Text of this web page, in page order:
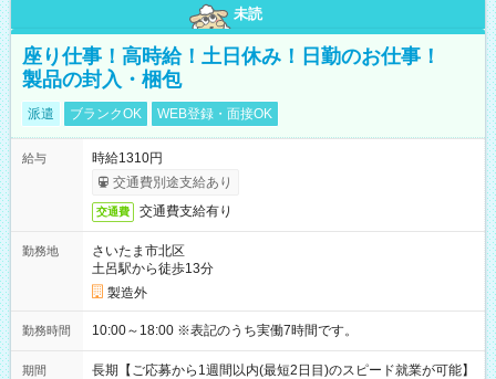
未読
座り仕事！高時給！土日休み！日勤のお仕事！
製品の封入・梱包
派遣 ブランクOK WEB登録・面接OK
給与
時給1310円
交通費別途支給あり
交通費 交通費支給有り
勤務地
さいたま市北区
土呂駅から徒歩13分
製造外
勤務時間 10:00～18:00 ※表記のうち実働7時間です。
期間
長期【ご応募から1週間以内(最短2日目)のスピード就業が可能】